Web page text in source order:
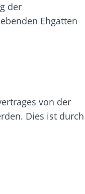
der
Ehgatten
von der
Dies ist durch